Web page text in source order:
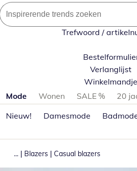
Trefwoord /
Verlanglijst
Winkelmandje
Productcategorieën overslaan
Mode Wonen SALE %
20
Nieuw!
Damesmode
... | Blazers | Casual blazers